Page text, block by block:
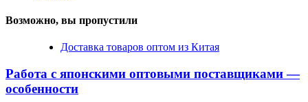
Возможно, вы пропустили
Доставка товаров оптом из Китая
Работа с японскими оптовыми поставщиками —
особенности